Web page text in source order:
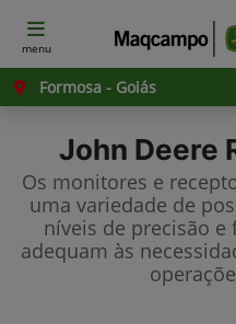
menu
Formosa - Goiás
John Deere
Os monitores e
uma variedade de
níveis de precisão
adequam às